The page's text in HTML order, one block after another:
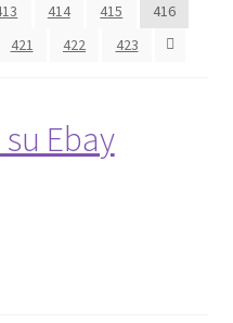
caro
414 415
416
421 422 423
Ebay